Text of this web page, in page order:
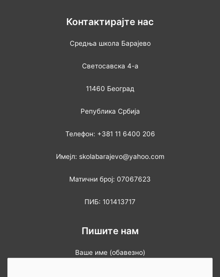
Контактирајте нас
Средња школа Барајево
Светосавска 4-а
11460 Београд
Република Србија
Телефон: +381 11 6400 206
Имејл: skolabarajevo@yahoo.com
Матични број: 07067623
ПИБ: 101413717
Пишите нам
Ваше име (обавезно)